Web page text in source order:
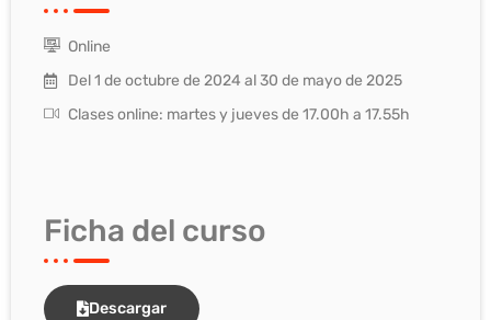
Online
Del 1 de octubre de 2024 al 30 de mayo de 2025
Clases online: martes y jueves de 17.00h a 17.55h
Ficha del curso
Descargar